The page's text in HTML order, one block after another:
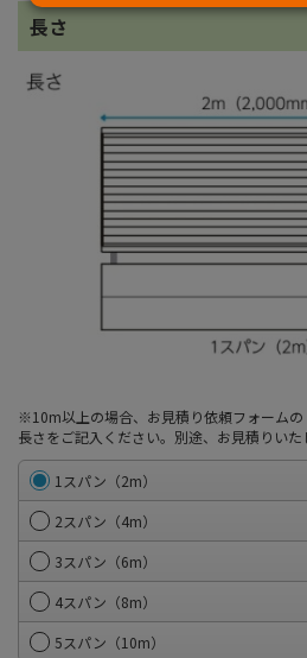
長さ
※10m以上の場合、お見積り依頼フォーム
長さをご記入ください。別途、お見積りいた
1スパン（2m）
2スパン（4m）
3スパン（6m）
4スパン（8m）
5スパン（10m）